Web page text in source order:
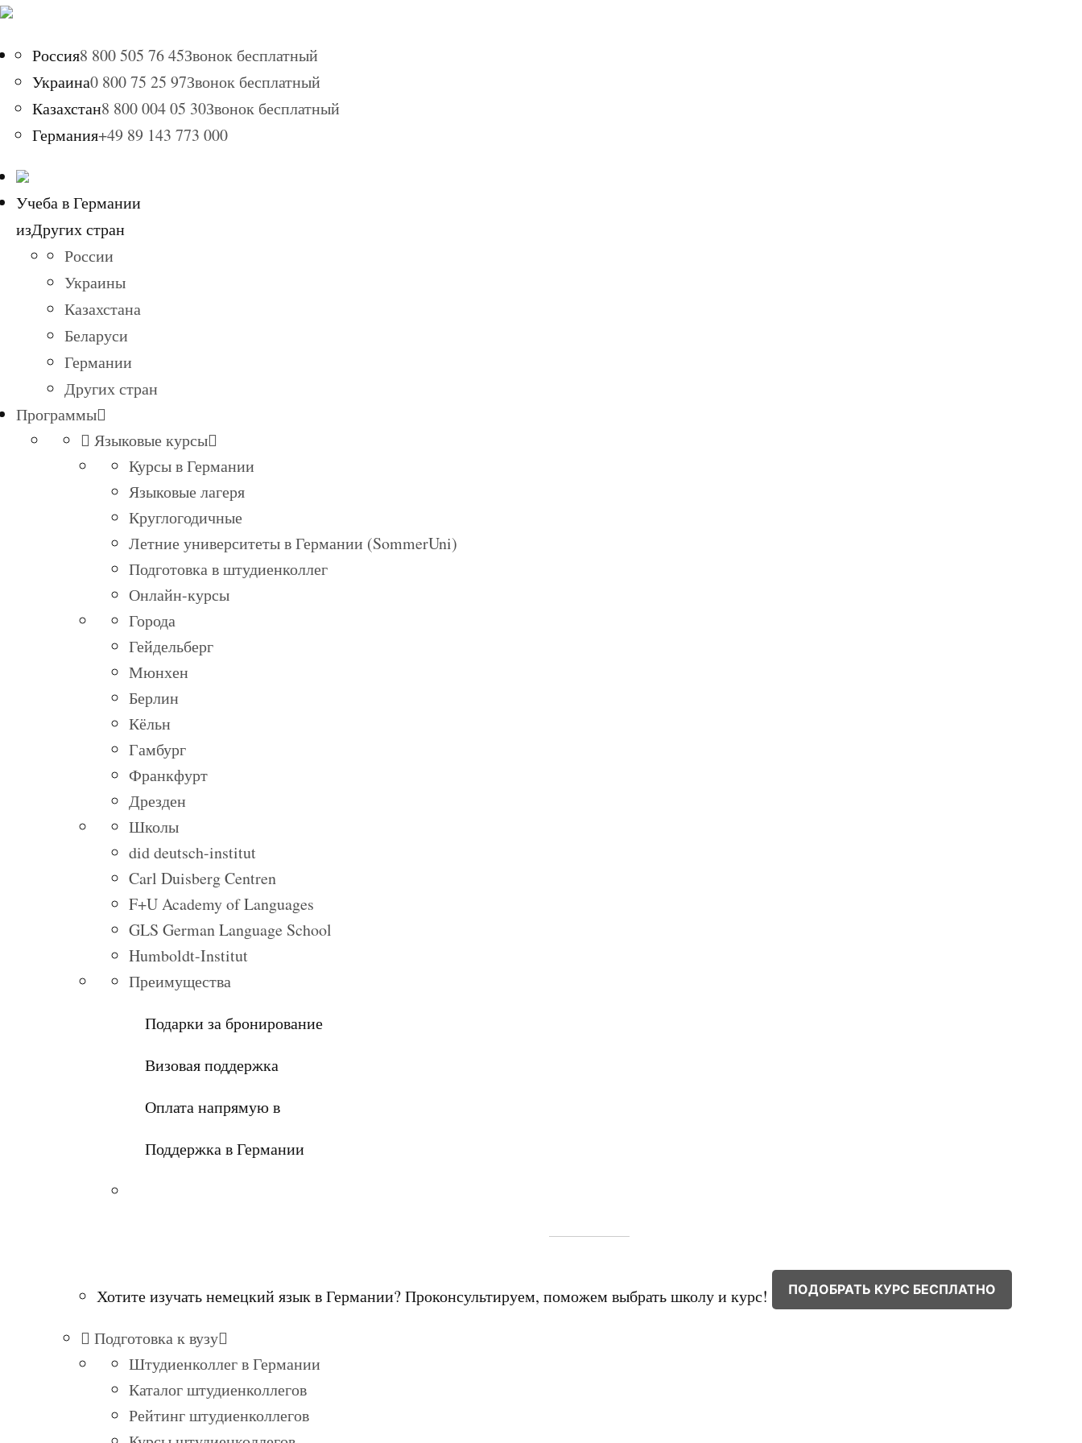
Россия8 800 505 76 45Звонок бесплатный
Украина0 800 75 25 97Звонок бесплатный
Казахстан8 800 004 05 30Звонок бесплатный
Германия+49 89 143 773 000
Учеба в Германии
изДругих стран
России
Украины
Казахстана
Беларуси
Германии
Других стран
Программы
Языковые курсы
Курсы в Германии
Языковые лагеря
Круглогодичные
Летние университеты в Германии (SommerUni)
Подготовка в штудиенколлег
Онлайн-курсы
Города
Гейдельберг
Мюнхен
Берлин
Кёльн
Гамбург
Франкфурт
Дрезден
Школы
did deutsch-institut
Carl Duisberg Centren
F+U Academy of Languages
GLS German Language School
Humboldt-Institut
Преимущества
Подарки за бронирование
Визовая поддержка
Оплата напрямую в
Поддержка в Германии
Хотите изучать немецкий язык в Германии? Проконсультируем, поможем выбрать школу и курс! ПОДОБРАТЬ КУРС БЕСПЛАТНО
Подготовка к вузу
Штудиенколлег в Германии
Каталог штудиенколлегов
Рейтинг штудиенколлегов